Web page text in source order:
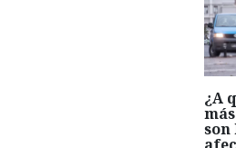
¿A
son